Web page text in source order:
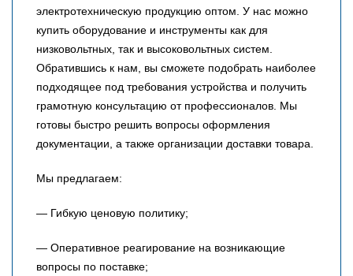
электротехническую продукцию оптом. У нас можно
купить оборудование и инструменты как для
низковольтных, так и высоковольтных систем.
Обратившись к нам, вы сможете подобрать наиболее
подходящее под требования устройства и получить
грамотную консультацию от профессионалов. Мы
готовы быстро решить вопросы оформления
документации, а также организации доставки товара.
Мы предлагаем:
— Гибкую ценовую политику;
— Оперативное реагирование на возникающие
вопросы по поставке;